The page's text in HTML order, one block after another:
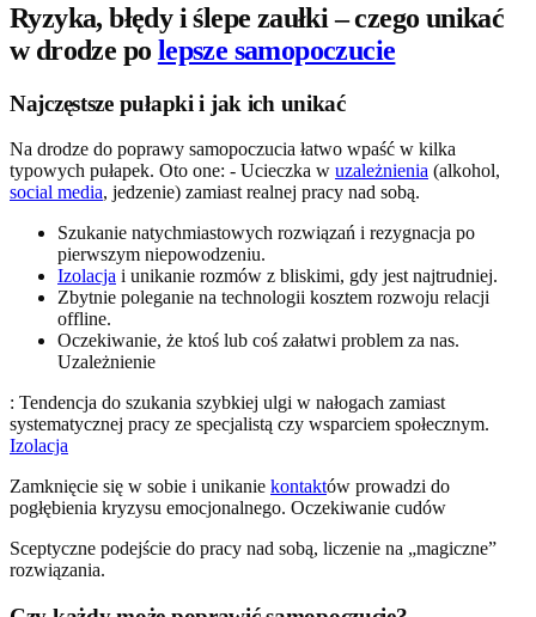
Ryzyka, błędy i ślepe zaułki – czego unikać
w drodze po lepsze samopoczucie
Najczęstsze pułapki i jak ich unikać
Na drodze do poprawy samopoczucia łatwo wpaść w kilka
typowych pułapek. Oto one: - Ucieczka w uzależnienia (alkohol,
social media, jedzenie) zamiast realnej pracy nad sobą.
Szukanie natychmiastowych rozwiązań i rezygnacja po
pierwszym niepowodzeniu.
Izolacja i unikanie rozmów z bliskimi, gdy jest najtrudniej.
Zbytnie poleganie na technologii kosztem rozwoju relacji
offline.
Oczekiwanie, że ktoś lub coś załatwi problem za nas.
Uzależnienie
: Tendencja do szukania szybkiej ulgi w nałogach zamiast
systematycznej pracy ze specjalistą czy wsparciem społecznym.
Izolacja
Zamknięcie się w sobie i unikanie kontaktów prowadzi do
pogłębienia kryzysu emocjonalnego. Oczekiwanie cudów
Sceptyczne podejście do pracy nad sobą, liczenie na „magiczne”
rozwiązania.